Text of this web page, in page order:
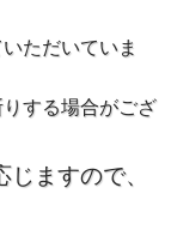
ただいていま
する場合がござ
ますので、